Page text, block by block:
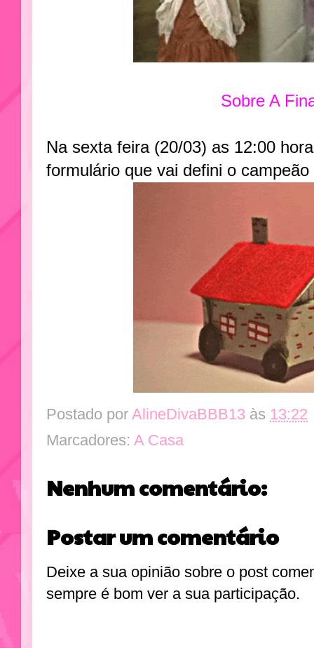
Sobre A
Na sexta feira (20/03) as 12:00
formulário que vai defini o
Postado por AlineDivaBBB13 às 13:22
Marcadores: A Casa
Nenhum comentário:
Postar um comentário
Deixe a sua opinião sobre o post
sempre é bom ver a sua participação.